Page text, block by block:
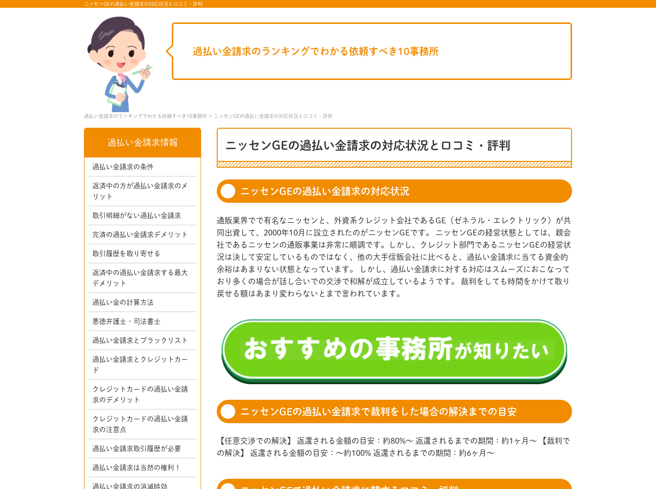
ニッセンGEの過払い金請求の対応状況と口コミ・評判
過払い金請求のランキングでわかる依頼すべき10事務所
過払い金請求のランキングでわかる依頼すべき10事務所 ニッセンGEの過払い金請求の対応状況と口コミ・評判
ニッセンGEの過払い金請求の対応状況と口コミ・評判
ニッセンGEの過払い金請求の対応状況
通販業界でで有名なニッセンと、外資系クレジット会社であるGE（ゼネラル・エレクトリック）が共
同出資して、2000年10月に設立されたのがニッセンGEです。 ニッセンGEの経営状態としては、親会
社であるニッセンの通販事業は非常に順調です。しかし、クレジット部門であるニッセンGEの経営状
況は決して安定しているものではなく、他の大手信販会社に比べると、過払い金請求に当てる資金的
余裕はあまりない状態となっています。 しかし、過払い金請求に対する対応はスムーズにおこなって
おり多くの場合が話し合いでの交渉で和解が成立しているようです。 裁判をしても時間をかけて取り
戻せる額はあまり変わらないとまで言われています。
ニッセンGEの過払い金請求で裁判をした場合の解決までの目安
【任意交渉での解決】 返還される金額の目安：約80%～ 返還されるまでの期間：約1ヶ月～ 【裁判で
の解決】 返還される金額の目安：～約100% 返還されるまでの期間：約6ヶ月～
過払い金請求情報
過払い金請求の条件
返済中の方が過払い金請求のメ
リット
取引明細がない過払い金請求
完済の過払い金請求デメリット
取引履歴を取り寄せる
返済中の過払い金請求する最大
デメリット
過払い金の計算方法
悪徳弁護士・司法書士
過払い金請求とブラックリスト
過払い金請求とクレジットカー
ド
クレジットカードの過払い金請
求のデメリット
クレジットカードの過払い金請
求の注意点
過払い金請求取引履歴が必要
過払い金請求は当然の権利！
過払い金請求の消滅時効